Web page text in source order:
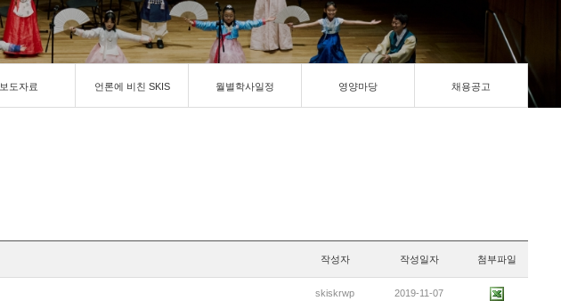
보도자료 언론에 비친 SKIS 월별학사일정 영양마당 채용공고
작성자 작성일자 첨부파일
skiskrwp 2019-11-07